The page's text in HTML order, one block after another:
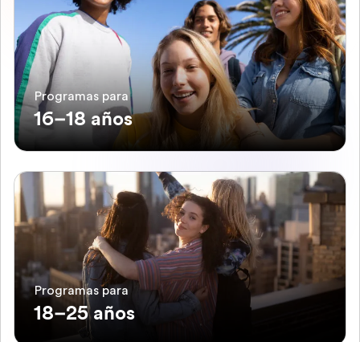
Programas para
16–18 años
Programas para
18–25 años